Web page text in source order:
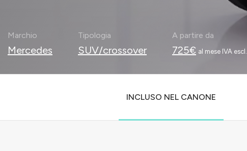
Marchio
Mercedes
Tipologia
SUV/crossover
A partire da
725€ al mese IVA escl.
INCLUSO NEL CANONE